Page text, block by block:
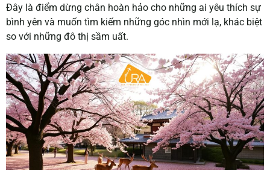
Đây là điểm dừng chân hoàn hảo cho những ai yêu thích sự
bình yên và muốn tìm kiếm những góc nhìn mới lạ, khác biệt
so với những đô thị sầm uất.